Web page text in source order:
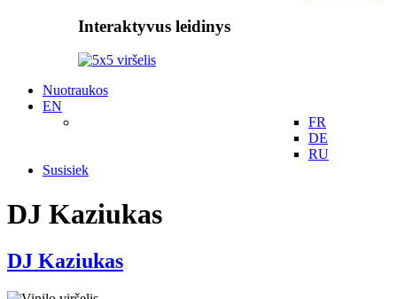
Interaktyvus leidinys
Nuotraukos
EN
FR
DE
RU
Susisiek
DJ Kaziukas
DJ Kaziukas